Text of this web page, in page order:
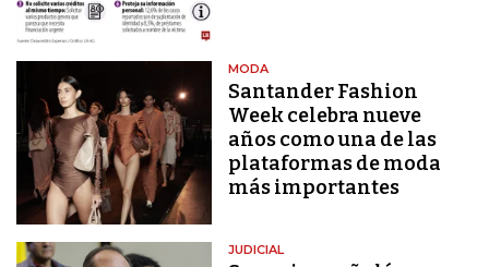
MODA
Santander Fashion
Week celebra nueve
años como una de las
plataformas de moda
más importantes
JUDICIAL